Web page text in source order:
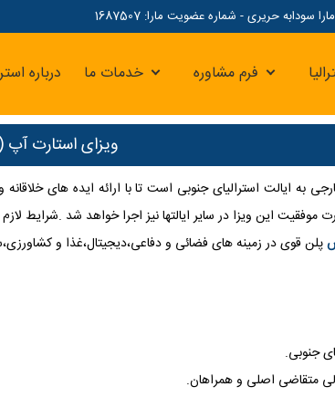
حریری - شماره عضویت مارا: 1687507
فرم مشاوره خدمات ما درباره
ویزای استارت آپ
به ایالت استرالیای جنوبی است تا با ارائه ایده های خلاقانه
این ویزا در سایر ایالتها نیز اجرا خواهد شد .شرایط
پلن قوی در زمینه های فضائی و دفاعی،دیجیتال،غذا و
جنوبی.
متقاضی اصلی و همراهان.